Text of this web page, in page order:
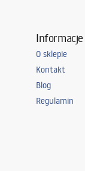
Informacje
O sklepie
Kontakt
Blog
Regulamin